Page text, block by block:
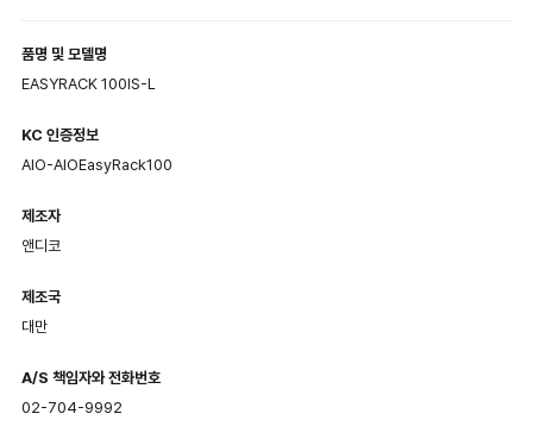
품명 및 모델명
EASYRACK 100IS-L
KC 인증정보
AIO-AIOEasyRack100
제조자
앤디코
제조국
대만
A/S 책임자와 전화번호
02-704-9992